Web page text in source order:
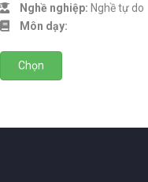
Nghề nghiệp: Nghề tự do
Môn dạy:
Chọn